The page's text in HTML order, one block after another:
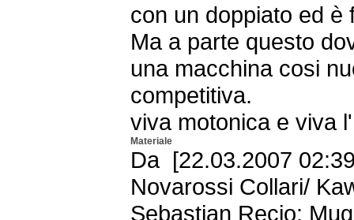
con un doppiato ed
Ma a parte questo
una macchina cosi
competitiva.
viva motonica e viva
Materiale
Da [22.03.2007
Novarossi Collari/
Sebastian Recio: